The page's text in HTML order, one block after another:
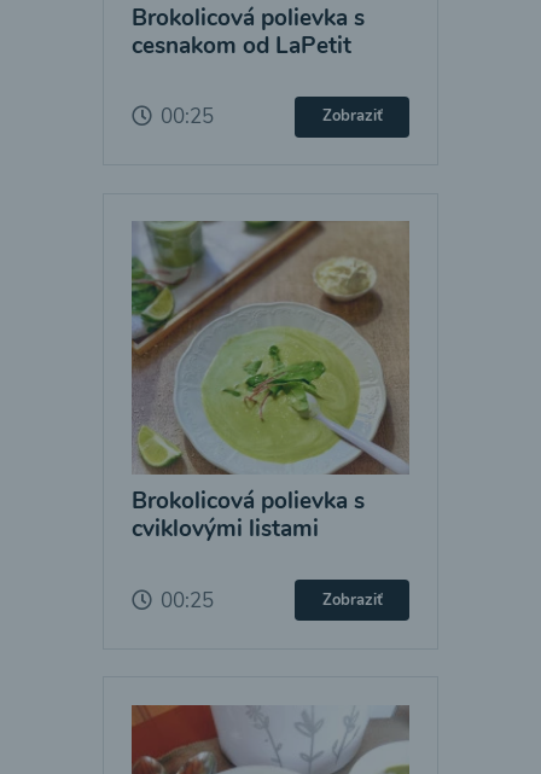
Brokolicová polievka s
cesnakom od LaPetit
00:25 Zobraziť
Brokolicová polievka s
cviklovými listami
00:25 Zobraziť